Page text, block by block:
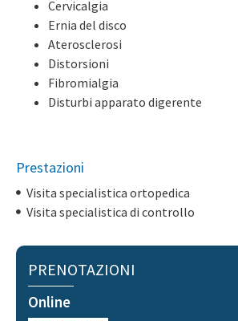
Cervicalgia
Ernia del disco
Aterosclerosi
Distorsioni
Fibromialgia
Disturbi apparato digerente
Prestazioni
Visita specialistica ortopedica
Visita specialistica di controllo
PRENOTAZIONI
Online